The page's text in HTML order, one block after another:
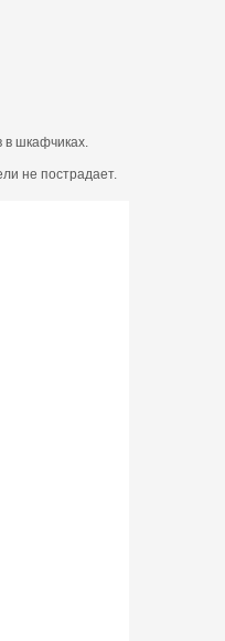
в шкафчиках.
не пострадает.